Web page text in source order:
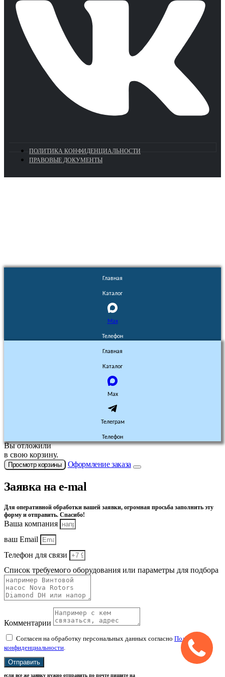
ПОЛИТИКА КОНФИДЕНЦИАЛЬНОСТИ
ПРАВОВЫЕ ДОКУМЕНТЫ
Главная
Каталог
Max
Телефон
Главная
Каталог
Max
Телеграм
Телефон
Вы отложили
в свою корзину.
Просмотр корзины Оформление заказа
Заявка на e-mal
Для оперативной обработки вашей заявки, огромная просьба заполнить эту
форму и отправить. Спасибо!
Ваша компания
ваш Email
Телефон для связи
Список требуемого оборудования или параметры для подбора
Комментарии
Согласен на обработку персональных данных согласно Политике
конфиденциальности.
Отправить
если все же заявку нужно отправить по почте пишите на